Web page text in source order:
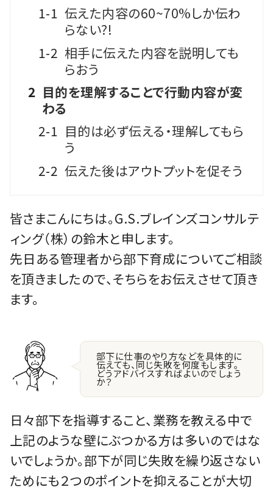
1-1 伝えた内容の60~70%しか伝わ
らない?!
1-2 相手に伝えた内容を説明しても
らおう
2 目的を理解することで行動内容が変
わる
2-1 目的は必ず伝える・理解してもら
う
2-2 伝えた後はアウトプットを促そう
皆さまこんにちは。G.S.ブレインズコンサルテ
ィング（株）の鈴木と申します。
先日ある管理者から部下育成についてご相談
を頂きましたので、そちらをお伝えさせて頂き
ます。
部下に仕事のやり方などを具体的に
伝えても、同じ失敗を何度もします。
どうアドバイスすればよいのでしょう
か？
日々部下を指導すること、業務を教える中で
上記のような壁にぶつかる方は多いのではな
いでしょうか。部下が同じ失敗を繰り返さない
ためにも２つのポイントを抑えることが大切